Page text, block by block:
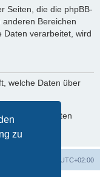
zu
Seiten, die die phpBB-
Bereichen
Daten verarbeitet, wird
welche Daten über
deiner Daten
UTC+02:00